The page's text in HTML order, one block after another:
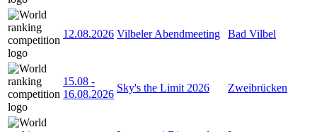
12.08.2026 Vilbeler Abendmeeting Bad Vilbel
15.08 -
16.08.2026
Sky's the Limit 2026 Zweibrücken